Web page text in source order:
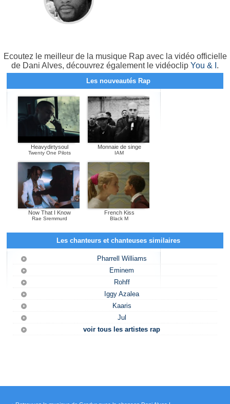
Ecoutez le meilleur de la musique Rap avec la vidéo officielle
de Dani Alves, découvrez également le vidéoclip You & I .
Les nouveautés Rap
Heavydirtysoul
Twenty One Pilots
Monnaie de singe
IAM
Now That I Know
Rae Sremmurd
French Kiss
Black M
Les chanteurs et chanteuses similaires
Pharrell Williams
Eminem
Rohff
Iggy Azalea
Kaaris
Jul
voir tous les artistes rap